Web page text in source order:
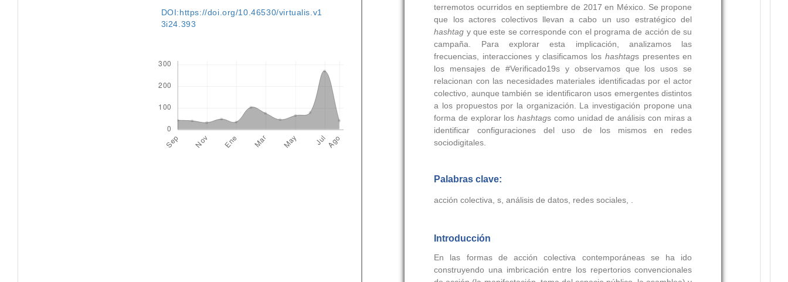
DOI:https://doi.org/10.46530/virtualis.v1
3i24.393